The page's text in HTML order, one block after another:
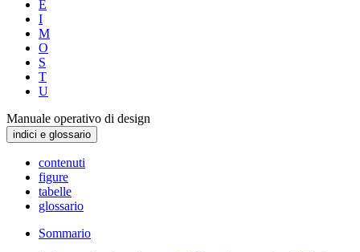
E
I
M
O
S
T
U
Manuale operativo di design
indici e glossario
contenuti
figure
tabelle
glossario
Sommario